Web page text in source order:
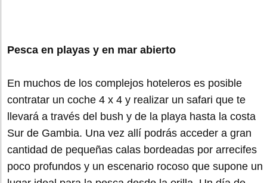
Pesca en playas y en mar abierto
En muchos de los complejos hoteleros es posible
contratar un coche 4 x 4 y realizar un safari que te
llevará a través del bush y de la playa hasta la costa
Sur de Gambia. Una vez allí podrás acceder a gran
cantidad de pequeñas calas bordeadas por arrecifes
poco profundos y un escenario rocoso que supone un